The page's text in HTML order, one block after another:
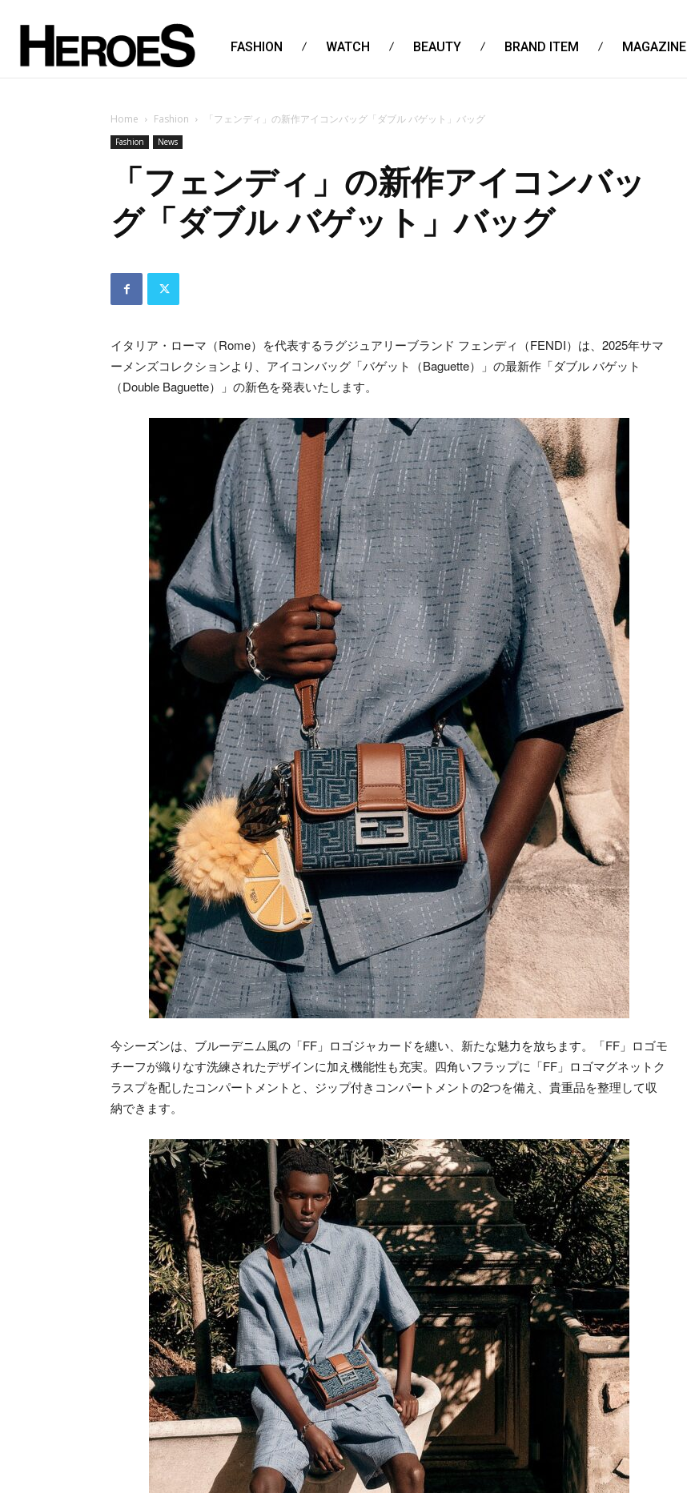
FASHION WATCH BEAUTY BRAND ITEM MAGAZINE
Home Fashion 「フェンディ」の新作アイコンバッグ「ダブル バゲット」バッグ
Fashion News
「フェンディ」の新作アイコンバッ
グ「ダブル バゲット」バッグ
イタリア・ローマ（Rome）を代表するラグジュアリーブランド フェンディ（FENDI）は、2025年サマ
ーメンズコレクションより、アイコンバッグ「バゲット（Baguette）」の最新作「ダブル バゲット
（Double Baguette）」の新色を発表いたします。
今シーズンは、ブルーデニム風の「FF」ロゴジャカードを纏い、新たな魅力を放ちます。「FF」ロゴモ
チーフが織りなす洗練されたデザインに加え機能性も充実。四角いフラップに「FF」ロゴマグネットク
ラスプを配したコンパートメントと、ジップ付きコンパートメントの2つを備え、貴重品を整理して収
納できます。